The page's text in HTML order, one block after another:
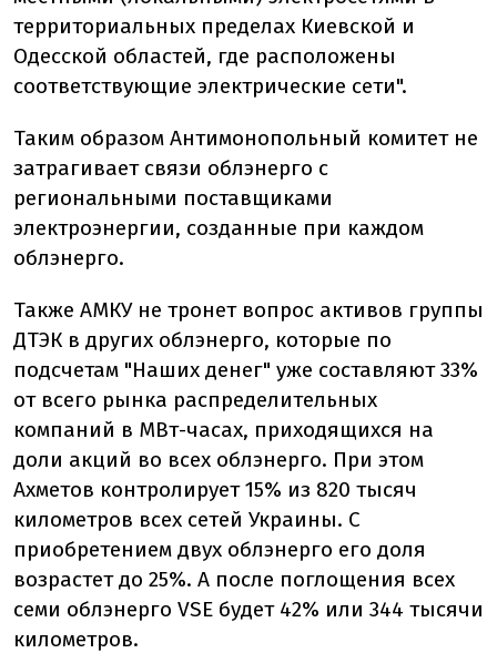
территориальных пределах Киевской и
Одесской областей, где расположены
соответствующие электрические сети".
Таким образом Антимонопольный комитет не
затрагивает связи облэнерго с
региональными поставщиками
электроэнергии, созданные при каждом
облэнерго.
Также АМКУ не тронет вопрос активов группы
ДТЭК в других облэнерго, которые по
подсчетам "Наших денег" уже составляют 33%
от всего рынка распределительных
компаний в МВт-часах, приходящихся на
доли акций во всех облэнерго. При этом
Ахметов контролирует 15% из 820 тысяч
километров всех сетей Украины. С
приобретением двух облэнерго его доля
возрастет до 25%. А после поглощения всех
семи облэнерго VSE будет 42% или 344 тысячи
километров.